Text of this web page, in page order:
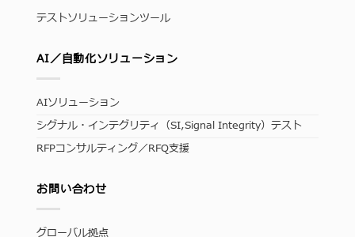
テストソリューションツール
AI／自動化ソリューション
AIソリューション
シグナル・インテグリティ（SI,Signal Integrity）テスト
RFPコンサルティング／RFQ支援
お問い合わせ
グローバル拠点